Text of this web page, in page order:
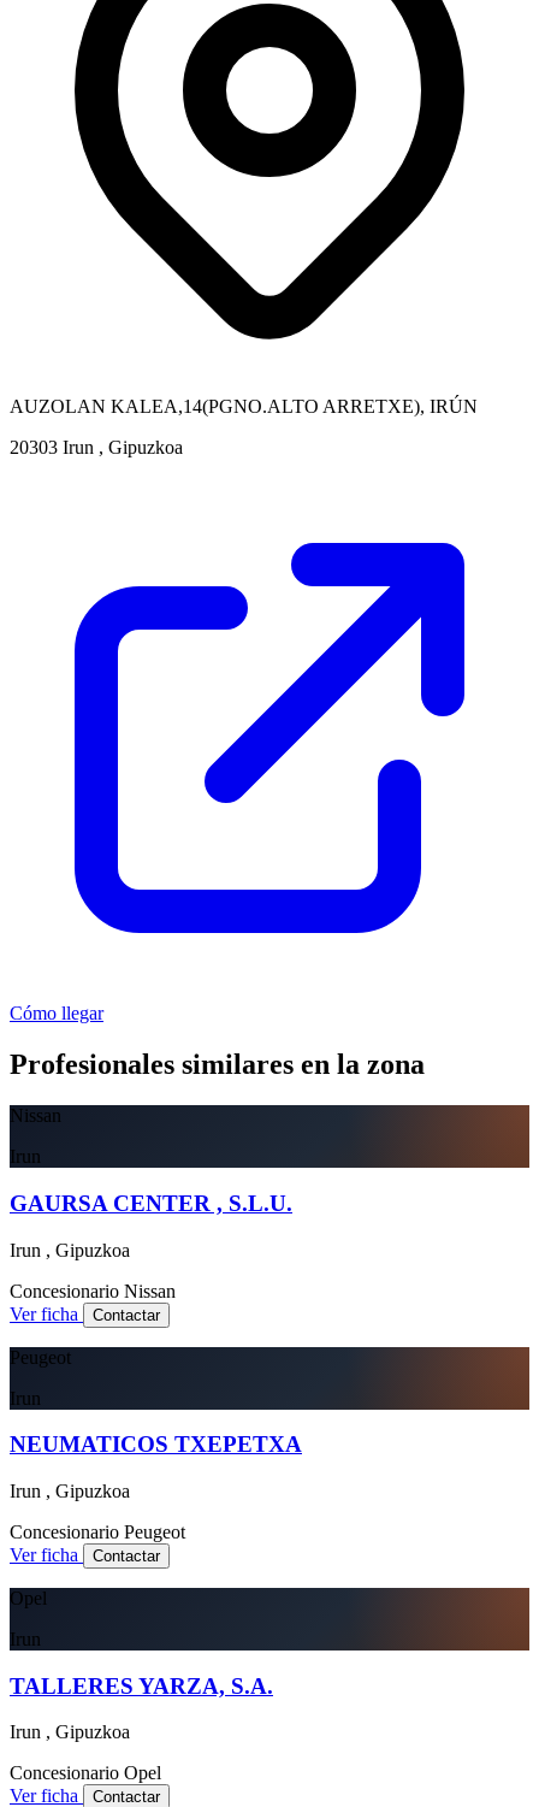
AUZOLAN KALEA,14(PGNO.ALTO ARRETXE), IRÚN
20303 Irun , Gipuzkoa
Cómo llegar
Profesionales similares en la zona
Nissan
Irun
GAURSA CENTER , S.L.U.
Irun , Gipuzkoa
Concesionario Nissan
Ver ficha
Contactar
Peugeot
Irun
NEUMATICOS TXEPETXA
Irun , Gipuzkoa
Concesionario Peugeot
Ver ficha
Contactar
Opel
Irun
TALLERES YARZA, S.A.
Irun , Gipuzkoa
Concesionario Opel
Ver ficha
Contactar